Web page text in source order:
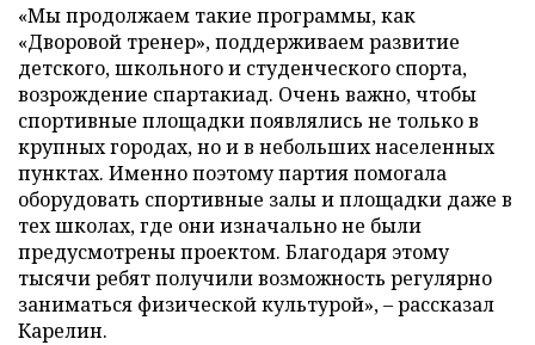
«Мы продолжаем такие программы, как
«Дворовой тренер», поддерживаем развитие
детского, школьного и студенческого спорта,
возрождение спартакиад. Очень важно, чтобы
спортивные площадки появлялись не только в
крупных городах, но и в небольших населенных
пунктах. Именно поэтому партия помогала
оборудовать спортивные залы и площадки даже в
тех школах, где они изначально не были
предусмотрены проектом. Благодаря этому
тысячи ребят получили возможность регулярно
заниматься физической культурой», – рассказал
Карелин.